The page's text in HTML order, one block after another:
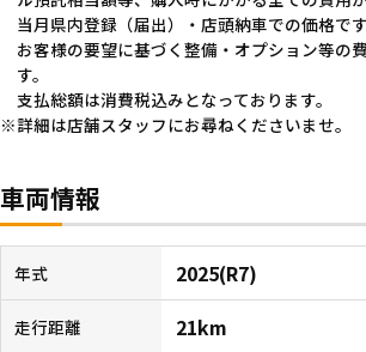
当月県内登録（届出）・店頭納車での価格です
お客様の要望に基づく整備・オプション等の
す。
支払総額は消費税込みとなっております。
詳細は店舗スタッフにお尋ねくださいませ。
車両情報
年式 2025(R7)
走行距離 21km